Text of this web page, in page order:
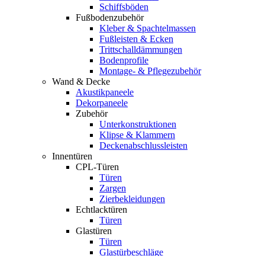
Schiffsböden
Fußbodenzubehör
Kleber & Spachtelmassen
Fußleisten & Ecken
Trittschalldämmungen
Bodenprofile
Montage- & Pflegezubehör
Wand & Decke
Akustikpaneele
Dekorpaneele
Zubehör
Unterkonstruktionen
Klipse & Klammern
Deckenabschlussleisten
Innentüren
CPL-Türen
Türen
Zargen
Zierbekleidungen
Echtlacktüren
Türen
Glastüren
Türen
Glastürbeschläge